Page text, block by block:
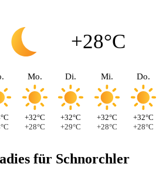
+28°C
Mo.
+32°C
+28°C
Di.
+32°C
+29°C
Mi.
+32°C
+28°C
Do.
+32°C
+28°C
für Schnorchler